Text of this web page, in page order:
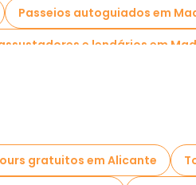
Passeios autoguiados em
e lendários em
Madrid
Passeios
Plaza Mayor Passeios
gratuitos em Alicante